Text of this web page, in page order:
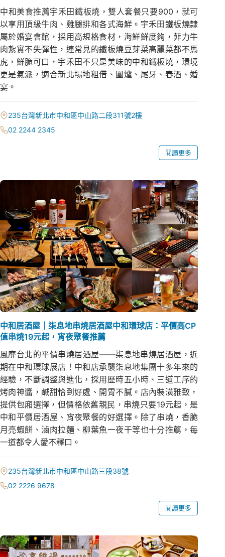
中和美食推薦宇禾田鐵板燒，雙人套餐只要900，就可
以享用頂級牛肉、雞腿排和各式海鮮。宇禾田鐵板燒隸
屬於婚宴會館，採用高規格食材，海鮮鮮度夠，菲力牛
肉紮實不失彈性，連常見的鐵板燒豆芽菜高麗菜都不馬
虎，鮮脆可口，宇禾田不只是美味的中和鐵板燒，環境
更是氣派，適合新北場地租借、圍爐、尾牙、春酒、婚
宴。
235台灣新北市中和區中山路二段311號2樓
02 2244 2345
閱讀更多
中和居酒屋｜柒息地串燒居酒屋中和環球店：平價高CP
值串燒19元起，宵夜聚餐推薦
風靡台北的平價串燒居酒屋——柒息地串燒居酒屋，近
期在中和環球展店！中和店承襲柒息地集團十多年來的
經驗，不斷調整與進化，採用歷時五小時、三道工序的
烤肉神醬，鹹甜恰到好處、開胃不膩。店內裝潢雅致，
提供包廂選擇，但價格依舊親民，串燒只要19元起，是
中和平價居酒屋、宵夜聚餐的好選擇。除了串燒，香脆
月亮蝦餅、滷肉拉麵、柳葉魚一夜干等也十分推薦，每
一道都令人愛不釋口。
235台灣新北市中和區中山路三段38號
02 2226 9678
閱讀更多